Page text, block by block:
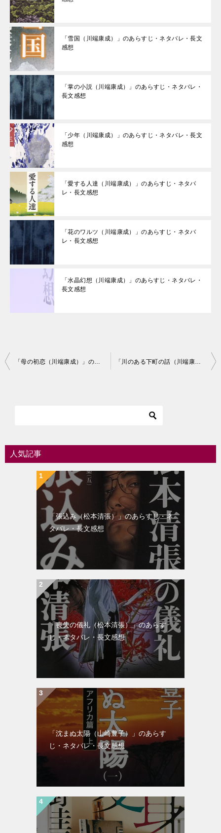
「雪国（川端康成）」のあらすじ・ネタバレ・長文
感想
「掌の小説（川端康成）」のあらすじ・ネタバレ・
長文感想
「少年（川端康成）」のあらすじ・ネタバレ・長文
感想
「愛する人達（川端康成）」のあらすじ・ネタバ
レ・長文感想
「花のワルツ（川端康成）」のあらすじ・ネタバ
レ・長文感想
「水晶幻想（川端康成）」のあらすじ・ネタバレ・
長文感想
投
シ
「母の初恋（川端康成）」のあらすじ・ネタバレ・長文感想 「川のある下町の話（川端康成）」のあらすじ・ネタバレ・長文感想
人気記事
「張込み（松本清張）」のあらすじ・ネ
タバレ・長文感想
「喪失の儀礼（松本清張）」のあらす
じ・ネタバレ・長文感想
「沈まぬ太陽（山崎豊子）」のあらす
じ・ネタバレ・長文感想